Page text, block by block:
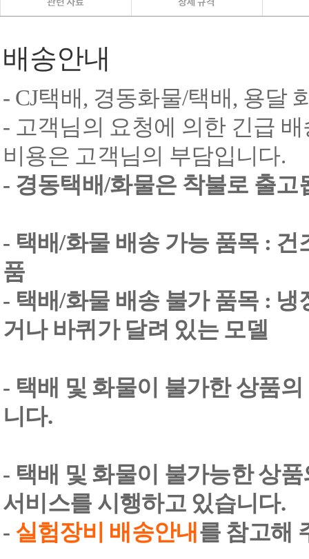
배송안내
- CJ택배, 경동화물/택배, 용달
- 고객님의 요청에 의한 긴급
비용은 고객님의 부담입니다.
- 경동택배/화물은 착불로 출고
- 택배/화물 배송 가능 품목 :
품
- 택배/화물 배송 불가 품목 :
거나 바퀴가 달려 있는 모델
- 택배 및 화물이 불가한 상품
니다.
- 택배 및 화물이 불가능한 상
서비스를 시행하고 있습니다.
- 실험장비 배송안내 를 참고해